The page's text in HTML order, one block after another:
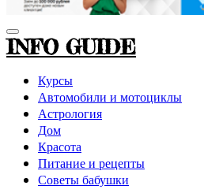
INFO GUIDE
Курсы
Автомобили и мотоциклы
Астрология
Дом
Красота
Питание и рецепты
Советы бабушки